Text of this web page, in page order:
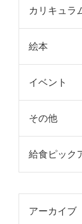
カリキュラ
絵本
イベント
その他
給食ピック
アーカイブ